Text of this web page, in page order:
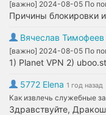
[важно] 2024-08-05 По
Причины блокировки
Вячеслав Тимофеев
[важно] 2024-08-05 По
1) Planet VPN 2) uboo.st
5772 Elena 1 год назад
Как извлечь служебные
Здравствуйте,